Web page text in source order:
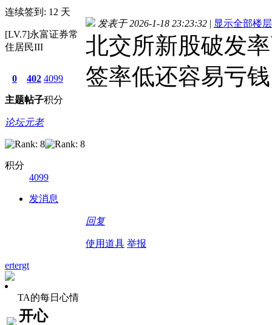
连续签到: 12 天
[LV.7]永富证券常
住居民III
0
主题
402
帖子
4099
积分
论坛元老
积分
4099
发消息
发表于 2026-1-18 23:23:32 | 显示全部楼层
北交所新股破发
签率低还容易亏
回复
使用道具 举报
ertergt
TA的每日心情
开心